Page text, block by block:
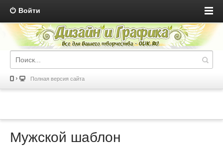
Войти
Полная версия сайта
Мужской шаблон